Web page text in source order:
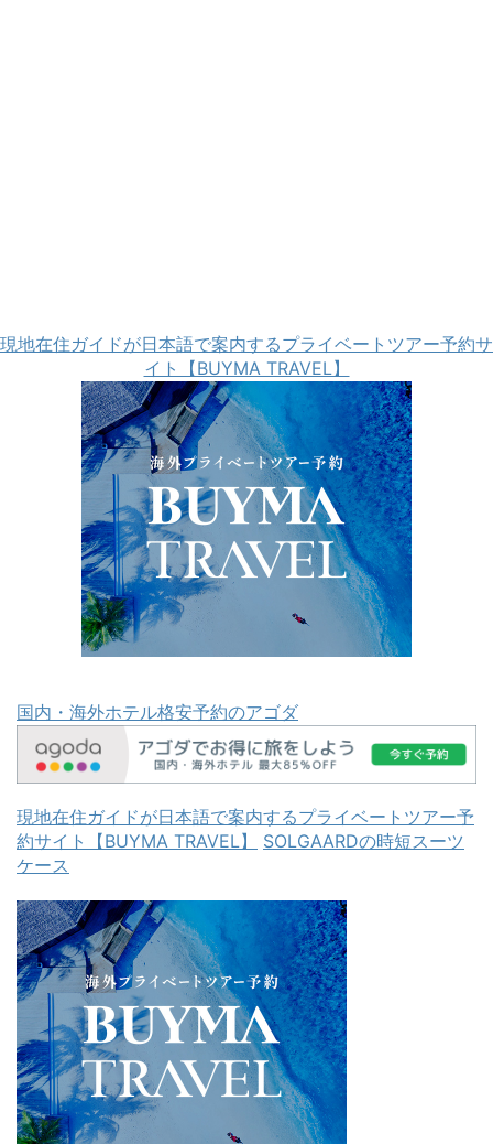
現地在住ガイドが日本語で案内するプライベートツアー予約サ
イト【BUYMA TRAVEL】
国内・海外ホテル格安予約のアゴダ
現地在住ガイドが日本語で案内するプライベートツアー予
約サイト【BUYMA TRAVEL】
SOLGAARDの時短スーツ
ケース